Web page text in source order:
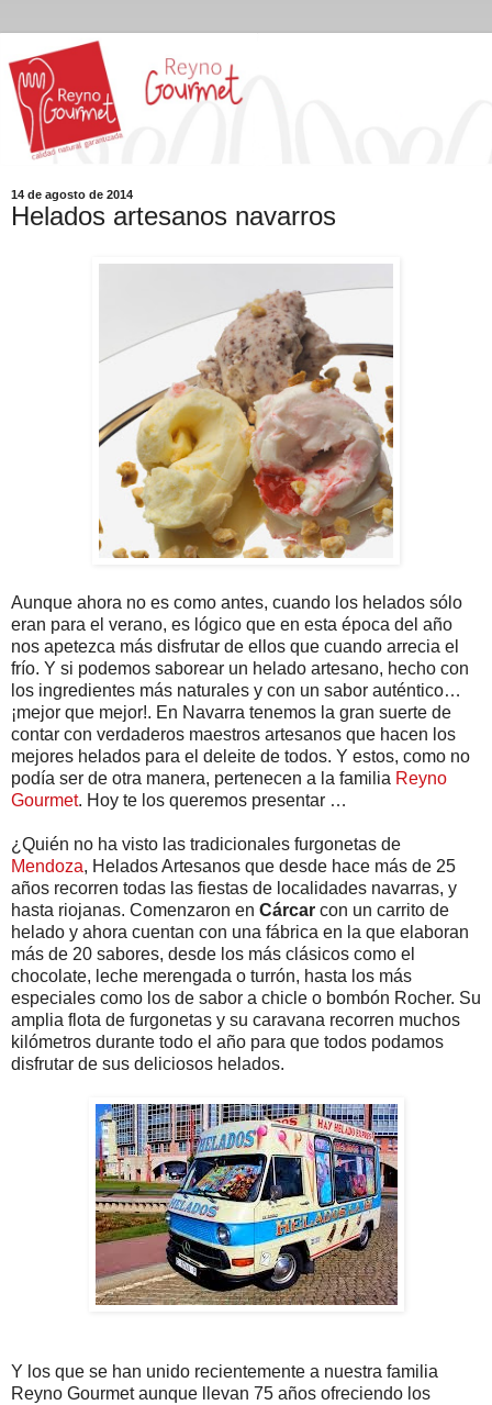
14 de agosto de 2014
Helados artesanos navarros
Aunque ahora no es como antes, cuando los helados sólo
eran para el verano, es lógico que en esta época del año
nos apetezca más disfrutar de ellos que cuando arrecia el
frío. Y si podemos saborear un helado artesano, hecho con
los ingredientes más naturales y con un sabor auténtico…
¡mejor que mejor!. En Navarra tenemos la gran suerte de
contar con verdaderos maestros artesanos que hacen los
mejores helados para el deleite de todos. Y estos, como no
podía ser de otra manera, pertenecen a la familia Reyno
Gourmet. Hoy te los queremos presentar …
¿Quién no ha visto las tradicionales furgonetas de
Mendoza, Helados Artesanos que desde hace más de 25
años recorren todas las fiestas de localidades navarras, y
hasta riojanas. Comenzaron en Cárcar con un carrito de
helado y ahora cuentan con una fábrica en la que elaboran
más de 20 sabores, desde los más clásicos como el
chocolate, leche merengada o turrón, hasta los más
especiales como los de sabor a chicle o bombón Rocher. Su
amplia flota de furgonetas y su caravana recorren muchos
kilómetros durante todo el año para que todos podamos
disfrutar de sus deliciosos helados.
Y los que se han unido recientemente a nuestra familia
Reyno Gourmet aunque llevan 75 años ofreciendo los